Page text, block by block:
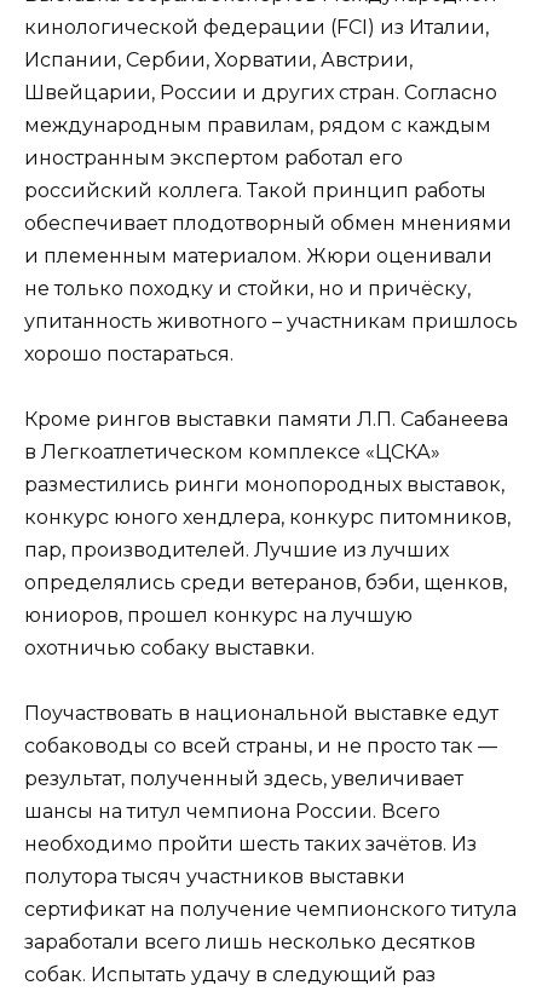
кинологической федерации (FCI) из Италии,
Испании, Сербии, Хорватии, Австрии,
Швейцарии, России и других стран. Согласно
международным правилам, рядом с каждым
иностранным экспертом работал его
российский коллега. Такой принцип работы
обеспечивает плодотворный обмен мнениями
и племенным материалом. Жюри оценивали
не только походку и стойки, но и причёску,
упитанность животного – участникам пришлось
хорошо постараться.
Кроме рингов выставки памяти Л.П. Сабанеева
в Легкоатлетическом комплексе «ЦСКА»
разместились ринги монопородных выставок,
конкурс юного хендлера, конкурс питомников,
пар, производителей. Лучшие из лучших
определялись среди ветеранов, бэби, щенков,
юниоров, прошел конкурс на лучшую
охотничью собаку выставки.
Поучаствовать в национальной выставке едут
собаководы со всей страны, и не просто так —
результат, полученный здесь, увеличивает
шансы на титул чемпиона России. Всего
необходимо пройти шесть таких зачётов. Из
полутора тысяч участников выставки
сертификат на получение чемпионского титула
заработали всего лишь несколько десятков
собак. Испытать удачу в следующий раз